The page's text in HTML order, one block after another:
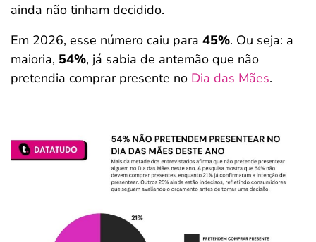
ainda não tinham decidido.
Em 2026, esse número caiu para 45%. Ou seja: a
maioria, 54%, já sabia de antemão que não
pretendia comprar presente no Dia das Mães.